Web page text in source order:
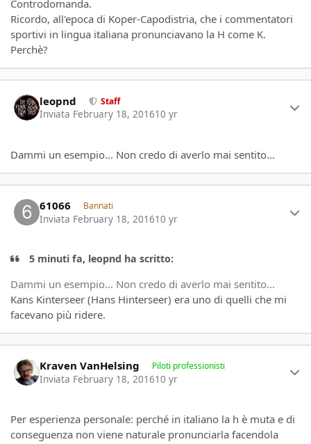
Controdomanda.
Ricordo, all'epoca di Koper-Capodistria, che i commentatori
sportivi in lingua italiana pronunciavano la H come K.
Perchè?
leopnd Staff
Inviata February 18, 201610 yr
Dammi un esempio... Non credo di averlo mai sentito...
61066 Bannati
Inviata February 18, 201610 yr
5 minuti fa, leopnd ha scritto:
Dammi un esempio... Non credo di averlo mai sentito...
Kans Kinterseer (Hans Hinterseer) era uno di quelli che mi
facevano più ridere.
Kraven VanHelsing Piloti professionisti
Inviata February 18, 201610 yr
Per esperienza personale: perché in italiano la h è muta e di
conseguenza non viene naturale pronunciarla facendola